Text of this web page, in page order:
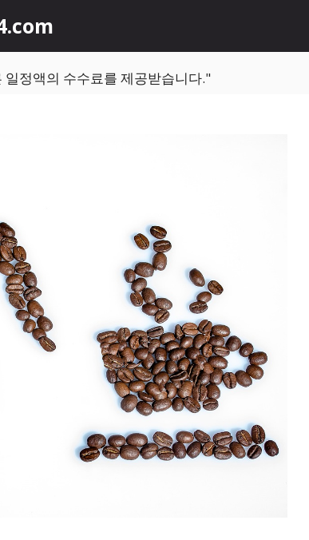
정액의 수수료를 제공받습니다."